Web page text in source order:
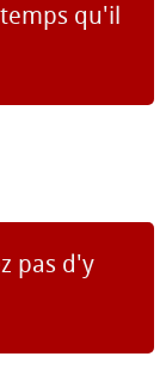
qu'il
pas d'y